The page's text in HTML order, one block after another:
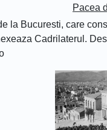
Pacea
la Bucuresti, care
Cadrilaterul.